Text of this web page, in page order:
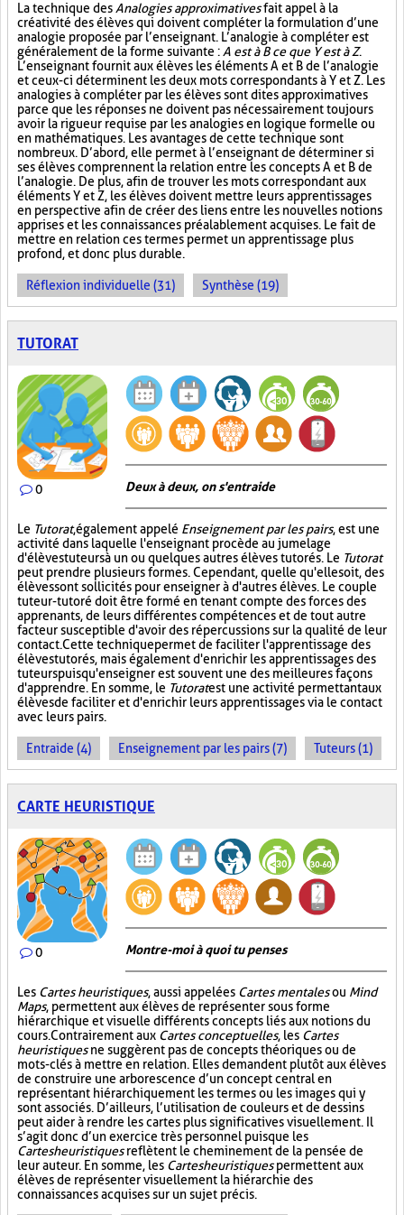
La technique des Analogies approximativesfait appel à la
créativité des élèves qui doivent compléter la formulation d’une
analogie proposée par l’enseignant. L’analogie à compléter est
généralement de la forme suivante : A est à B ce que Y est à Z.
L’enseignant fournit aux élèves les éléments A et B de l’analogie
et ceux-ci déterminent les deux mots correspondants à Y et Z. Les
analogies à compléter par les élèves sont dites approximatives
parce que les réponses ne doivent pas nécessairement toujours
avoir la rigueur requise par les analogies en logique formelle ou
en mathématiques. Les avantages de cette technique sont
nombreux. D’abord, elle permet à l’enseignant de déterminer si
ses élèves comprennent la relation entre les concepts A et B de
l’analogie. De plus, afin de trouver les mots correspondant aux
éléments Y et Z, les élèves doivent mettre leurs apprentissages
en perspective afin de créer des liens entre les nouvelles notions
apprises et les connaissances préalablement acquises. Le fait de
mettre en relation ces termes permet un apprentissage plus
profond, et donc plus durable.
Réflexion individuelle (31) Synthèse (19)
TUTORAT
0 Deux à deux, on s'entraide
Le Tutorat, également appelé Enseignement par les pairs, est une
activité dans laquelle l'enseignant procède au jumelage
d'élèves tuteurs à un ou quelques autres élèves tutorés. Le Tutorat
peut prendre plusieurs formes. Cependant, quelle qu'elle soit, des
élèves sont sollicités pour enseigner à d'autres élèves. Le couple
tuteur-tutoré doit être formé en tenant compte des forces des
apprenants, de leurs différentes compétences et de tout autre
facteur susceptible d'avoir des répercussions sur la qualité de leur
contact. Cette technique permet de faciliter l'apprentissage des
élèves tutorés, mais également d'enrichir les apprentissages des
tuteurs puisqu'enseigner est souvent une des meilleures façons
d'apprendre. En somme, le Tutoratest une activité permettant aux
élèves de faciliter et d'enrichir leurs apprentissages via le contact
avec leurs pairs.
Entraide (4) Enseignement par les pairs (7) Tuteurs (1)
CARTE HEURISTIQUE
0 Montre-moi à quoi tu penses
Les Cartes heuristiques, aussi appelées Cartes mentalesou Mind
Maps, permettent aux élèves de représenter sous forme
hiérarchique et visuelle différents concepts liés aux notions du
cours. Contrairement aux Cartes conceptuelles, les Cartes
heuristiquesne suggèrent pas de concepts théoriques ou de
mots-clés à mettre en relation. Elles demandent plutôt aux élèves
de construire une arborescence d’un concept central en
représentant hiérarchiquement les termes ou les images qui y
sont associés. D’ailleurs, l’utilisation de couleurs et de dessins
peut aider à rendre les cartes plus significatives visuellement. Il
s’agit donc d’un exercice très personnel puisque les
Cartes heuristiquesreflètent le cheminement de la pensée de
leur auteur. En somme, les Cartes heuristiquespermettent aux
élèves de représenter visuellement la hiérarchie des
connaissances acquises sur un sujet précis.